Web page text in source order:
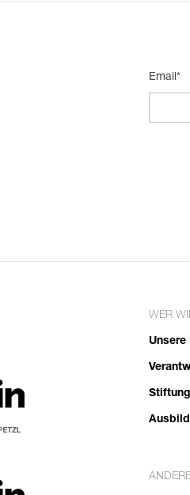
Email*
WER
Unsere
Stiftung